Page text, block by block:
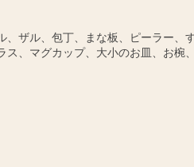
ザル、包丁、まな板、ピーラー、
、マグカップ、大小のお皿、お椀